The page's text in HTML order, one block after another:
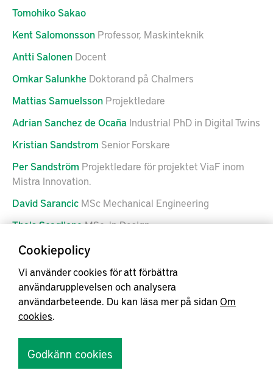
TomohikoSakao
Kent Salomonsson Professor, Maskinteknik
Antti Salonen Docent
OmkarSalunkhe Doktorand på Chalmers
MattiasSamuelsson Projektledare
AdrianSanchez de Ocaña Industrial PhD in Digital Twins
KristianSandstrom Senior Forskare
PerSandström Projektledare för projektet ViaF inom
Mistra Innovation.
DavidSarancic MSc Mechanical Engineering
ThaisScaglioneMSc. in Design
Fredrik Schultheiss
Verktygsmaskiner
Sofia SchönPh.D. Student in Systems of Systems
JeromeSenaneuch
efficiency and circular economy
Cookiepolicy
Vi använder cookies för att förbättra
användarupplevelsen och analysera
användarbeteende. Du kan läsa mer på sidan Om
cookies.
Godkänn cookies